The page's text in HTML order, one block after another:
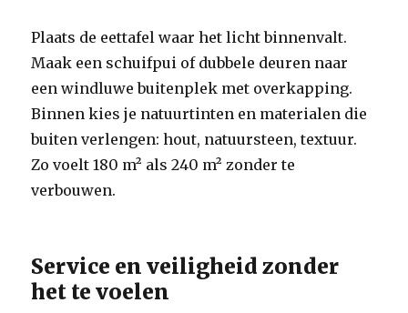
Plaats de eettafel waar het licht binnenvalt.
Maak een schuifpui of dubbele deuren naar
een windluwe buitenplek met overkapping.
Binnen kies je natuurtinten en materialen die
buiten verlengen: hout, natuursteen, textuur.
Zo voelt 180 m² als 240 m² zonder te
verbouwen.
Service en veiligheid zonder
het te voelen